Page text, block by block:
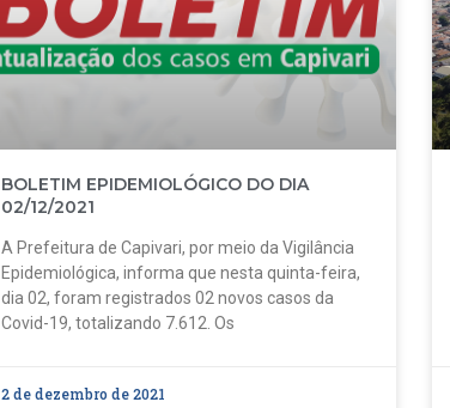
BOLETIM EPIDEMIOLÓGICO DO DIA
02/12/2021
A Prefeitura de Capivari, por meio da Vigilância
Epidemiológica, informa que nesta quinta-feira,
dia 02, foram registrados 02 novos casos da
Covid-19, totalizando 7.612. Os
2 de dezembro de 2021